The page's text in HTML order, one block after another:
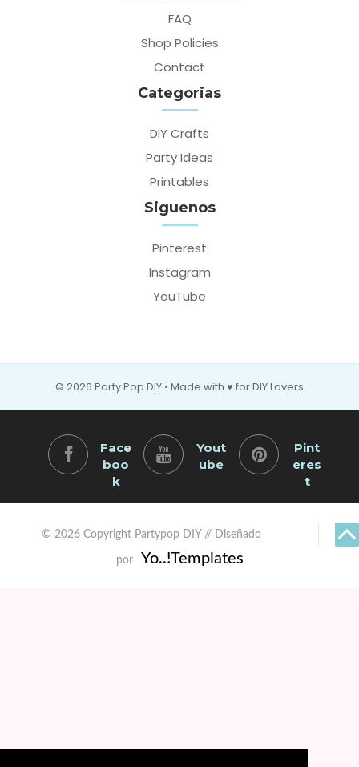
FAQ
Shop Policies
Contact
Categorias
DIY Crafts
Party Ideas
Printables
Siguenos
Pinterest
Instagram
YouTube
© 2026 Party Pop DIY • Made with ♥ for DIY Lovers
Face
boo
k
Yout
ube
Pint
eres
t
© 2026 Copyright Partypop DIY // Diseñado
por Yo..!Templates